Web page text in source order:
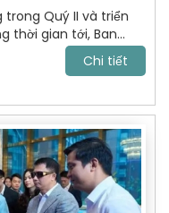
Quý II và triển
thời gian tới, Ban
đã tổ chức cuộc
với sự tham dự của
Chi tiết